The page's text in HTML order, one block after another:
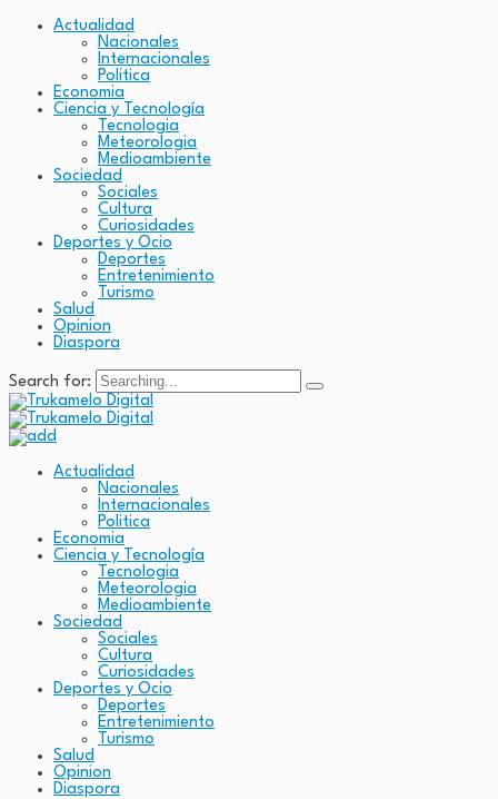
Actualidad
Nacionales
Internacionales
Politica
Economia
Ciencia y Tecnología
Tecnologia
Meteorologia
Medioambiente
Sociedad
Sociales
Cultura
Curiosidades
Deportes y Ocio
Deportes
Entretenimiento
Turismo
Salud
Opinion
Diaspora
Search for:
Actualidad
Nacionales
Internacionales
Politica
Economia
Ciencia y Tecnología
Tecnologia
Meteorologia
Medioambiente
Sociedad
Sociales
Cultura
Curiosidades
Deportes y Ocio
Deportes
Entretenimiento
Turismo
Salud
Opinion
Diaspora